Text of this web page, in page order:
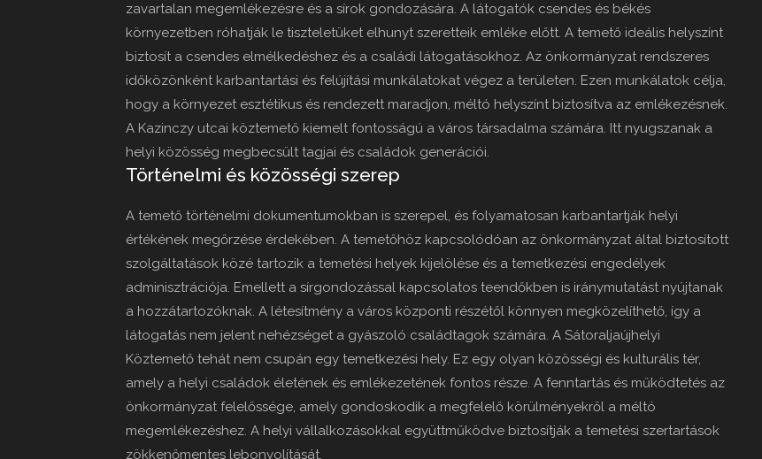
zavartalan megemlékezésre és a sírok gondozására. A látogatók csendes és békés
környezetben róhatják le tiszteletüket elhunyt szeretteik emléke előtt. A temető ideális helyszínt
biztosít a csendes elmélkedéshez és a családi látogatásokhoz. Az önkormányzat rendszeres
időközönként karbantartási és felújítási munkálatokat végez a területen. Ezen munkálatok célja,
hogy a környezet esztétikus és rendezett maradjon, méltó helyszínt biztosítva az emlékezésnek.
A Kazinczy utcai köztemető kiemelt fontosságú a város társadalma számára. Itt nyugszanak a
helyi közösség megbecsült tagjai és családok generációi.
Történelmi és közösségi szerep
A temető történelmi dokumentumokban is szerepel, és folyamatosan karbantartják helyi
értékének megőrzése érdekében. A temetőhöz kapcsolódóan az önkormányzat által biztosított
szolgáltatások közé tartozik a temetési helyek kijelölése és a temetkezési engedélyek
adminisztrációja. Emellett a sírgondozással kapcsolatos teendőkben is iránymutatást nyújtanak
a hozzátartozóknak. A létesítmény a város központi részétől könnyen megközelíthető, így a
látogatás nem jelent nehézséget a gyászoló családtagok számára. A Sátoraljaújhelyi
Köztemető tehát nem csupán egy temetkezési hely. Ez egy olyan közösségi és kulturális tér,
amely a helyi családok életének és emlékezetének fontos része. A fenntartás és működtetés az
önkormányzat felelőssége, amely gondoskodik a megfelelő körülményekről a méltó
megemlékezéshez. A helyi vállalkozásokkal együttműködve biztosítják a temetési szertartások
zökkenőmentes lebonyolítását.